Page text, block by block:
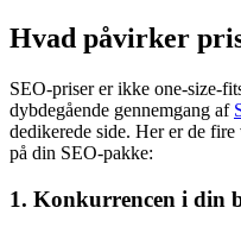
Hvad påvirker
SEO-priser er ikke one-size-
dybdegående gennemgang af
dedikerede side. Her er de
på din SEO-pakke:
1. Konkurrencen i din